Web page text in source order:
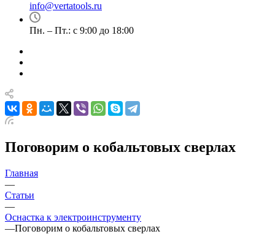
info@vertatools.ru
Пн. – Пт.: с 9:00 до 18:00
Поговорим о кобальтовых сверлах
Главная
—
Статьи
—
Оснастка к электроинструменту
—Поговорим о кобальтовых сверлах